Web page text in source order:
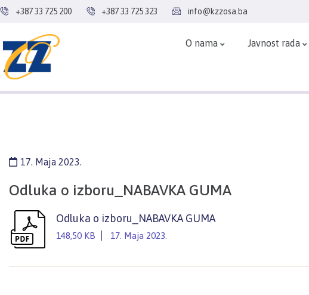
+387 33 725 200 +387 33 725 323 info@kzzosa.ba
O nama Javnost rada
17. Maja 2023.
Odluka o izboru_NABAVKA GUMA
Odluka o izboru_NABAVKA GUMA
148,50 KB 17. Maja 2023.